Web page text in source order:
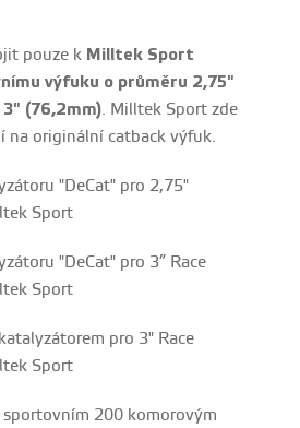
pouze k Milltek Sport
výfuku o průměru 2,75"
(76,2mm). Milltek Sport zde
na originální catback výfuk.
"DeCat" pro 2,75"
Sport
"DeCat" pro 3” Race
Sport
pro 3" Race
Sport
200 komorovým